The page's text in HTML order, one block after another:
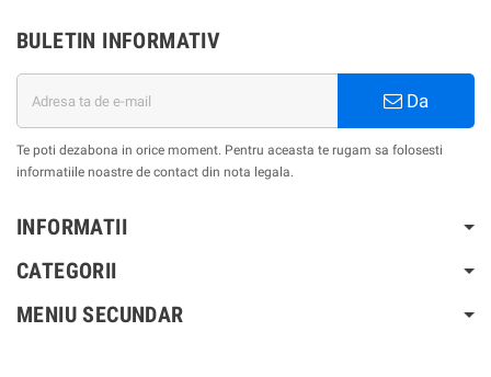
BULETIN INFORMATIV
Da
Te poti dezabona in orice moment. Pentru aceasta te rugam sa folosesti
informatiile noastre de contact din nota legala.
INFORMATII
CATEGORII
MENIU SECUNDAR